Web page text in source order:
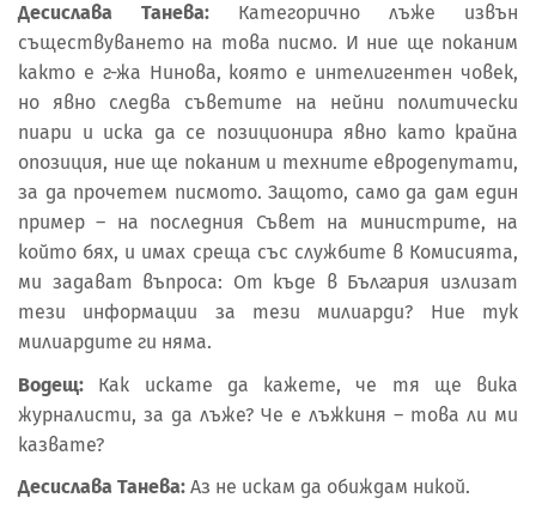
Десислава Танева: Категорично лъже извън
съществуването на това писмо. И ние ще поканим
както е г-жа Нинова, която е интелигентен човек,
но явно следва съветите на нейни политически
пиари и иска да се позиционира явно като крайна
опозиция, ние ще поканим и техните евродепутати,
за да прочетем писмото. Защото, само да дам един
пример – на последния Съвет на министрите, на
който бях, и имах среща със службите в Комисията,
ми задават въпроса: От къде в България излизат
тези информации за тези милиарди? Ние тук
милиардите ги няма.
Водещ: Как искате да кажете, че тя ще вика
журналисти, за да лъже? Че е лъжкиня – това ли ми
казвате?
Десислава Танева: Аз не искам да обиждам никой.